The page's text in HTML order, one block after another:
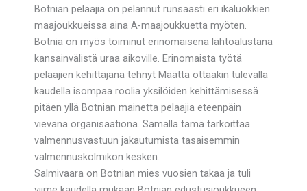
Botnian pelaajia on pelannut runsaasti eri ikäluokkien
maajoukkueissa aina A-maajoukkuetta myöten.
Botnia on myös toiminut erinomaisena lähtöalustana
kansainvälistä uraa aikoville. Erinomaista työtä
pelaajien kehittäjänä tehnyt Määttä ottaakin tulevalla
kaudella isompaa roolia yksilöiden kehittämisessä
pitäen yllä Botnian mainetta pelaajia eteenpäin
vievänä organisaationa. Samalla tämä tarkoittaa
valmennusvastuun jakautumista tasaisemmin
valmennuskolmikon kesken.
Salmivaara on Botnian mies vuosien takaa ja tuli